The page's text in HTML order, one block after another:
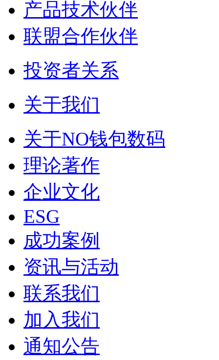
产品技术伙伴
联盟合作伙伴
投资者关系
关于我们
关于NO钱包数码
理论著作
企业文化
ESG
成功案例
资讯与活动
联系我们
加入我们
通知公告